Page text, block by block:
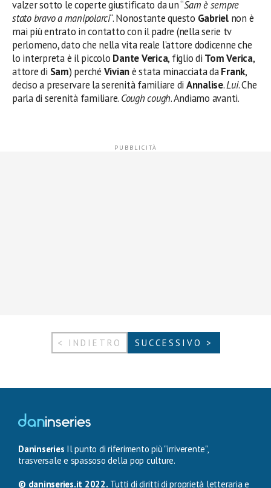
valzer sotto le coperte giustificato da un “Sam è sempre
stato bravo a manipolarci“. Nonostante questo Gabrielnon è
mai più entrato in contatto con il padre (nella serie tv
perlomeno, dato che nella vita reale l’attore dodicenne che
lo interpreta è il piccolo Dante Verica, figlio di Tom Verica,
attore di Sam) perché Vivianè stata minacciata daFrank,
deciso a preservare la serenità familiare di Annalise.Lui. Che
parla di serenità familiare. Cough cough. Andiamo avanti.
< INDIETRO SUCCESSIVO >
Daninseries Il punto di riferimento più "irriverente",
trasversale e spassoso della pop culture.
© daninseries.it 2022. Tutti di diritti di proprietà letteraria e